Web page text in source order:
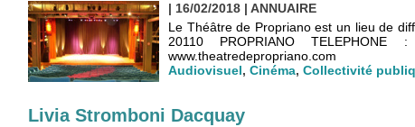
| 16/02/2018 | ANNUAIRE
Le Théâtre de Propriano est un lieu de
20110 PROPRIANO
www.theatredepropriano.com
Audiovisuel, Cinéma, Collectivité
Livia Stromboni Dacquay